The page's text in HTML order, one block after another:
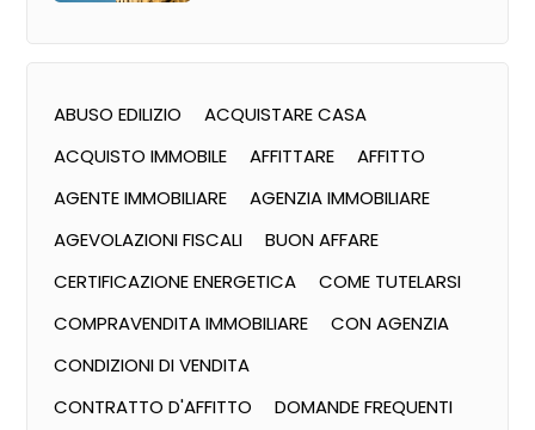
ABUSO EDILIZIO
ACQUISTARE CASA
ACQUISTO IMMOBILE
AFFITTARE
AFFITTO
AGENTE IMMOBILIARE
AGENZIA IMMOBILIARE
AGEVOLAZIONI FISCALI
BUON AFFARE
CERTIFICAZIONE ENERGETICA
COME TUTELARSI
COMPRAVENDITA IMMOBILIARE
CON AGENZIA
CONDIZIONI DI VENDITA
CONTRATTO D'AFFITTO
DOMANDE FREQUENTI